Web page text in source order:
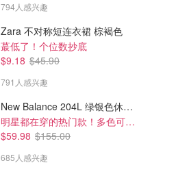
794人感兴趣
Zara 不对称短连衣裙 棕褐色
蕞低了！个位数抄底
$9.18 $45.90
791人感兴趣
New Balance 204L 绿银色休闲鞋
明星都在穿的热门款！多色可选 3.8折
$59.98 $155.00
685人感兴趣